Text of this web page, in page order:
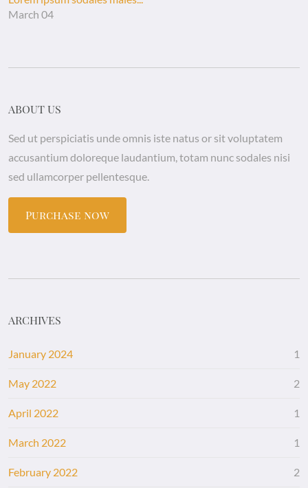
March 04
ABOUT US
Sed ut perspiciatis unde omnis iste natus or sit voluptatem
accusantium doloreque laudantium, totam nunc sodales nisi
sed ullamcorper pellentesque.
Purchase now
ARCHIVES
January 2024 1
May 2022 2
April 2022 1
March 2022 1
February 2022 2